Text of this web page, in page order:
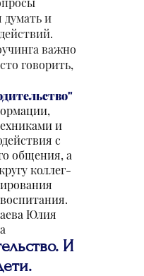
думать и
важно
говорить,
и
с
общения, а
коллег-
Юлия
И